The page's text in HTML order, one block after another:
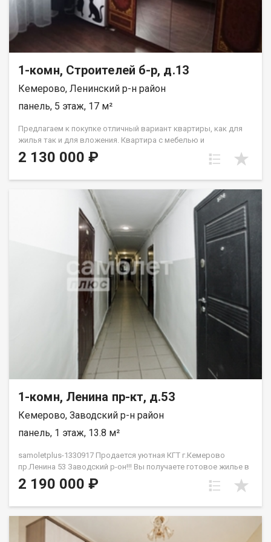
paсчитывaютcя индивидуaльно. Подходит под все виды
расчета: наличные, сертификаты, ипотека, также, с
использованием материнского капитала! Отличный вариант
для тех, кто ценит комфорт и тишину. Рады будем ответить на
все ваши вопросы с 9:00 до 21:00​. Набиева Алия
1-комн, Строителей б-р, д.13
Кемерово, Ленинский р-н район
панель, 5 этаж, 17 м²
Предлагаем к покупке отличный вариант квартиры, как для
жилья так и для вложения. Квартира с мебелью и
косметическим ремонтом: стеклопакет, на полу линолеум, на
стенах обои,с/у совмещен Лена Васильева
2 130 000 ₽
1-комн, Ленина пр-кт, д.53
Кемерово, Заводский р-н район
панель, 1 этаж, 13.8 м²
samoletplus-1330917 Продается уютная КГТ г.Кемерово
пр.Ленина 53 Заводский р-он!!! Вы получаете готовое жилье в
самом сердце города без необходимости вкладываться в
капитальный ремонт.<!--TgQPHd||[]--> Главные преимущества
библиотеки и коворкинги. Отличное состояние<!--TgQPHd||[]-->:
чистая, светлая комната, свежие обои, пластиковое окно и
2 190 000 ₽